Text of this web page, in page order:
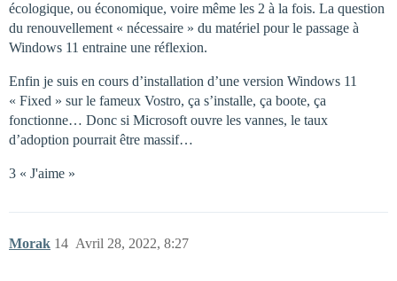
écologique, ou économique, voire même les 2 à la fois. La question
du renouvellement « nécessaire » du matériel pour le passage à
Windows 11 entraine une réflexion.
Enfin je suis en cours d’installation d’une version Windows 11
« Fixed » sur le fameux Vostro, ça s’installe, ça boote, ça
fonctionne… Donc si Microsoft ouvre les vannes, le taux
d’adoption pourrait être massif…
3 « J'aime »
Morak Avril 28, 2022, 8:27
14